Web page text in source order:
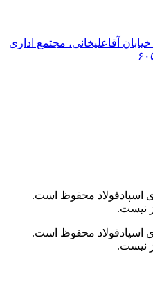
آقاعلیخانی، مجتمع اداری
اسپادفولاد محفوظ است.
نیست.
اسپادفولاد محفوظ است.
نیست.